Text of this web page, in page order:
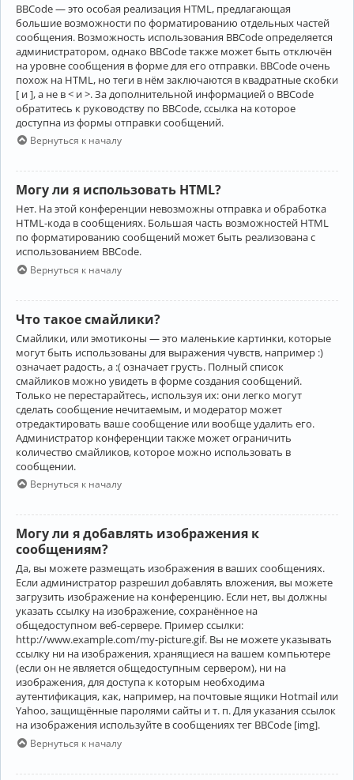
BBCode — это особая реализация HTML, предлагающая
большие возможности по форматированию отдельных частей
сообщения. Возможность использования BBCode определяется
администратором, однако BBCode также может быть отключён
на уровне сообщения в форме для его отправки. BBCode очень
похож на HTML, но теги в нём заключаются в квадратные скобки
[ и ], а не в < и >. За дополнительной информацией о BBCode
обратитесь к руководству по BBCode, ссылка на которое
доступна из формы отправки сообщений.
Вернуться к началу
Могу ли я использовать HTML?
Нет. На этой конференции невозможны отправка и обработка
HTML-кода в сообщениях. Большая часть возможностей HTML
по форматированию сообщений может быть реализована с
использованием BBCode.
Вернуться к началу
Что такое смайлики?
Смайлики, или эмотиконы — это маленькие картинки, которые
могут быть использованы для выражения чувств, например :)
означает радость, а :( означает грусть. Полный список
смайликов можно увидеть в форме создания сообщений.
Только не перестарайтесь, используя их: они легко могут
сделать сообщение нечитаемым, и модератор может
отредактировать ваше сообщение или вообще удалить его.
Администратор конференции также может ограничить
количество смайликов, которое можно использовать в
сообщении.
Вернуться к началу
Могу ли я добавлять изображения к
сообщениям?
Да, вы можете размещать изображения в ваших сообщениях.
Если администратор разрешил добавлять вложения, вы можете
загрузить изображение на конференцию. Если нет, вы должны
указать ссылку на изображение, сохранённое на
общедоступном веб-сервере. Пример ссылки:
http://www.example.com/my-picture.gif. Вы не можете указывать
ссылку ни на изображения, хранящиеся на вашем компьютере
(если он не является общедоступным сервером), ни на
изображения, для доступа к которым необходима
аутентификация, как, например, на почтовые ящики Hotmail или
Yahoo, защищённые паролями сайты и т. п. Для указания ссылок
на изображения используйте в сообщениях тег BBCode [img].
Вернуться к началу